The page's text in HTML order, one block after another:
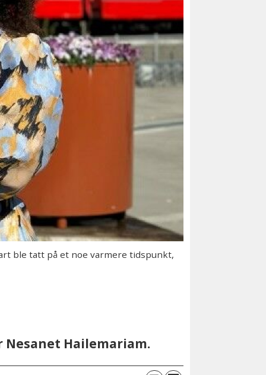
ble tatt på et noe varmere tidspunkt,
Nesanet Hailemariam.